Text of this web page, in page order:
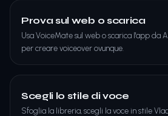
Prova sul web o scarica
Usa VoiceMate sul web o scarica l'app da
per creare voiceover ovunque.
Scegli lo stile di voce
Sfoglia la libreria, scegli la voce in stile